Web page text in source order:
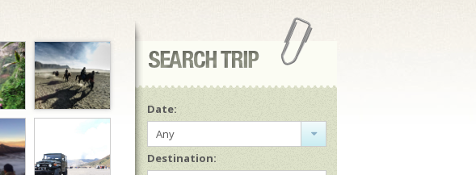
Date:
Any
Destination: